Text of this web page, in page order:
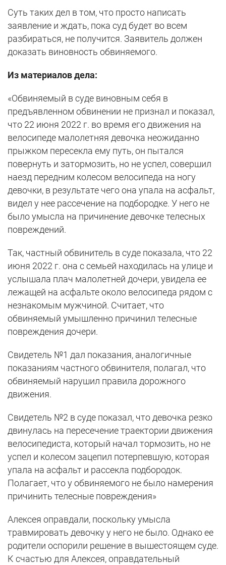
Суть таких дел в том, что просто написать
заявление и ждать, пока суд будет во всем
разбираться, не получится. Заявитель должен
доказать виновность обвиняемого.
Из материалов дела:
«Обвиняемый в суде виновным себя в
предъявленном обвинении не признал и показал,
что 22 июня 2022 г. во время его движения на
велосипеде малолетняя девочка неожиданно
прыжком пересекла ему путь, он пытался
повернуть и затормозить, но не успел, совершил
наезд передним колесом велосипеда на ногу
девочки, в результате чего она упала на асфальт,
видел у нее рассечение на подбородке. У него не
было умысла на причинение девочке телесных
повреждений.
Так, частный обвинитель в суде показала, что 22
июня 2022 г. она с семьей находилась на улице и
услышала плач малолетней дочери, увидела ее
лежащей на асфальте около велосипеда рядом с
незнакомым мужчиной. Считает, что
обвиняемый умышленно причинил телесные
повреждения дочери.
Свидетель №1 дал показания, аналогичные
показаниям частного обвинителя, полагал, что
обвиняемый нарушил правила дорожного
движения.
Свидетель №2 в суде показал, что девочка резко
двинулась на пересечение траектории движения
велосипедиста, который начал тормозить, но не
успел и колесом зацепил потерпевшую, которая
упала на асфальт и рассекла подбородок.
Полагает, что у обвиняемого не было намерения
причинить телесные повреждения»
Алексея оправдали, поскольку умысла
травмировать девочку у него не было. Однако ее
родители оспорили решение в вышестоящем суде.
К счастью для Алексея, оправдательный